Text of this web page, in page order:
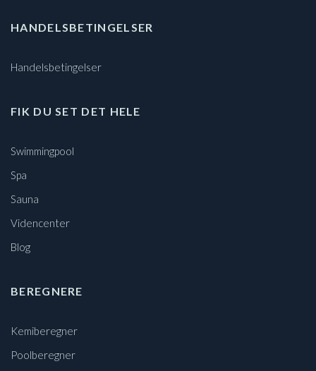
HANDELSBETINGELSER
Handelsbetingelser
FIK DU SET DET HELE
Swimmingpool
Spa
Sauna
Videncenter
Blog
BEREGNERE
Kemiberegner
Poolberegner